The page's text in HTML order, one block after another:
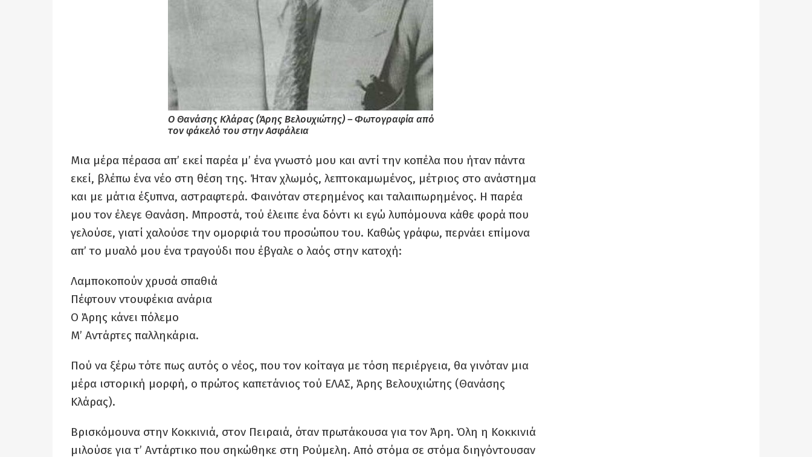
Ο Θανάσης Κλάρας (Άρης Βελουχιώτης) – Φωτογραφία από
τον φάκελό του στην Ασφάλεια
Μια μέρα πέρασα απ’ εκεί παρέα μ’ ένα γνωστό μου και αντί την κοπέλα που ήταν πάντα
εκεί, βλέπω ένα νέο στη θέση της. Ήταν χλωμός, λεπτοκαμωμένος, μέτριος στο ανάστημα
και με μάτια έξυπνα, αστραφτερά. Φαινόταν στερημένος και ταλαιπωρημένος. Η παρέα
μου τον έλεγε Θανάση. Μπροστά, τού έλειπε ένα δόντι κι εγώ λυπόμουνα κάθε φορά που
γελούσε, γιατί χαλούσε την ομορφιά του προσώπου του. Καθώς γράφω, περνάει επίμονα
απ’ το μυαλό μου ένα τραγούδι που έβγαλε ο λαός στην κατοχή:
Λαμποκοπούν χρυσά σπαθιά
Πέφτουν ντουφέκια ανάρια
Ο Άρης κάνει πόλεμο
Μ’ Αντάρτες παλληκάρια.
Πού να ξέρω τότε πως αυτός ο νέος, που τον κοίταγα με τόση περιέργεια, θα γινόταν μια
μέρα ιστορική μορφή, ο πρώτος καπετάνιος τού ΕΛΑΣ, Άρης Βελουχιώτης (Θανάσης
Κλάρας).
Βρισκόμουνα στην Κοκκινιά, στον Πειραιά, όταν πρωτάκουσα για τον Άρη. Όλη η Κοκκινιά
μιλούσε για τ’ Αντάρτικο που σηκώθηκε στη Ρούμελη. Από στόμα σε στόμα διηγόντουσαν